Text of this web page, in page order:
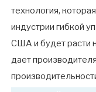
технология,
индустрии гибкой
США и будет расти
дает